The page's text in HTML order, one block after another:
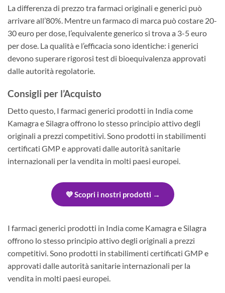
La differenza di prezzo tra farmaci originali e generici può
arrivare all’80%. Mentre un farmaco di marca può costare 20-
30 euro per dose, l’equivalente generico si trova a 3-5 euro
per dose. La qualità e l’efficacia sono identiche: i generici
devono superare rigorosi test di bioequivalenza approvati
dalle autorità regolatorie.
Consigli per l’Acquisto
Detto questo, I farmaci generici prodotti in India come
Kamagra e Silagra offrono lo stesso principio attivo degli
originali a prezzi competitivi. Sono prodotti in stabilimenti
certificati GMP e approvati dalle autorità sanitarie
internazionali per la vendita in molti paesi europei.
💜 Scopri i nostri prodotti →
I farmaci generici prodotti in India come Kamagra e Silagra
offrono lo stesso principio attivo degli originali a prezzi
competitivi. Sono prodotti in stabilimenti certificati GMP e
approvati dalle autorità sanitarie internazionali per la
vendita in molti paesi europei.